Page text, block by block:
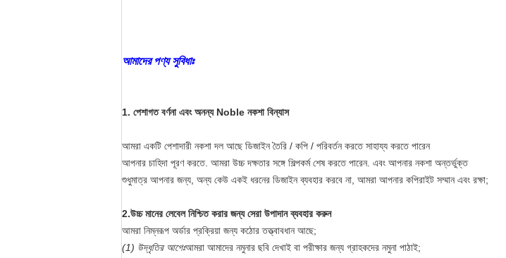
আমাদের পণ্য সুবিধাঃ
1. পেশাগত বর্ণনা এবং অনন্য Noble নকশা বিন্যাস
আমরা একটি পেশাদারী নকশা দল আছে ডিজাইন তৈরি / কপি / পরিবর্তন করতে সাহায্য করতে পারেন
আপনার চাহিদা পূরণ করতে. আমরা উচ্চ দক্ষতার সঙ্গে শিল্পকর্ম শেষ করতে পারেন. এবং আপনার নকশা অন্তর্ভুক্ত
শুধুমাত্র আপনার জন্য, অন্য কেউ একই ধরনের ডিজাইন ব্যবহার করবে না, আমরা আপনার কপিরাইট সম্মান এবং রক্ষা;
2.উচ্চ মানের লেবেল নিশ্চিত করার জন্য সেরা উপাদান ব্যবহার করুন
আমরা নিম্নরূপ অর্ডার প্রক্রিয়া জন্য কঠোর তত্ত্বাবধান আছে;
(1) উদ্ধৃতির আগেঃআমরা আমাদের নমুনার ছবি দেখাই বা পরীক্ষার জন্য গ্রাহকদের নমুনা পাঠাই;